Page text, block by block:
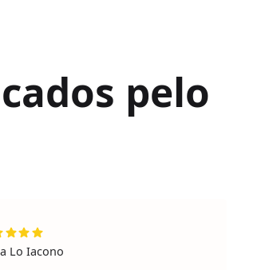
pelo
Lo Iacono